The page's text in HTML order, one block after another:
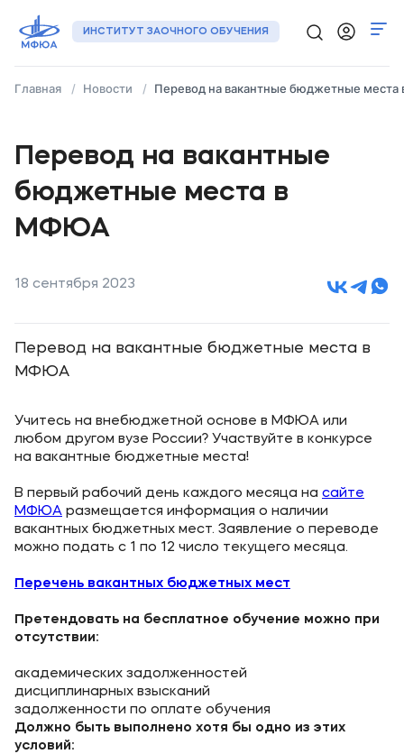
ИНСТИТУТ ЗАОЧНОГО ОБУЧЕНИЯ
Новости
+7 (495) 133-72-00
Регионы
Подать заявку
Главная Новости Перевод на вакантные бюджетные
Перевод на вакантные
бюджетные места в
МФЮА
18 сентября 2023
Перевод на вакантные бюджетные места в
МФЮА
Учитесь на внебюджетной основе в МФЮА или
любом другом вузе России? Участвуйте в конкурсе
на вакантные бюджетные места!
В первый рабочий день каждого месяца на сайте
МФЮА размещается информация о наличии
вакантных бюджетных мест. Заявление о переводе
можно подать с 1 по 12 число текущего месяца.
Перечень вакантных бюджетных мест
Претендовать на бесплатное обучение можно при
отсутствии:
академических задолженностей
дисциплинарных взысканий
задолженности по оплате обучения
Должно быть выполнено хотя бы одно из этих
условий: